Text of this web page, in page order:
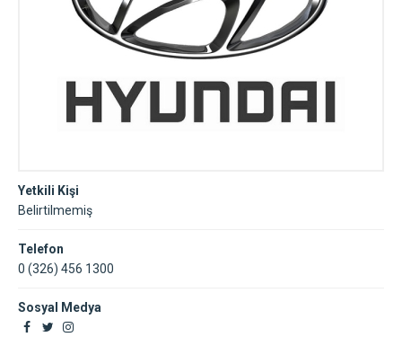
Yetkili Kişi
Belirtilmemiş
Telefon
0 (326) 456 1300
Sosyal Medya